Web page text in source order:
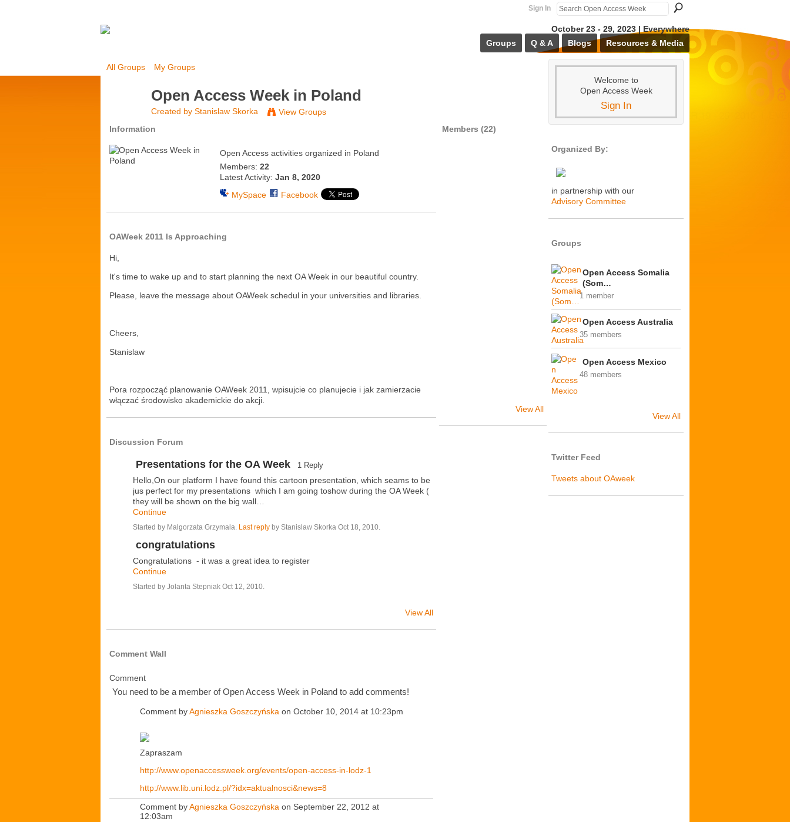
Sign In
October 23 - 29, 2023 | Everywhere
Groups
Q & A Blogs Resources & Media
All Groups My Groups
Open Access Week in Poland
Created by Stanislaw Skorka
View Groups
Information
Open Access activities organized in Poland
Members: 22
Latest Activity: Jan 8, 2020
MySpace
Facebook
OAWeek 2011 Is Approaching
Hi,
It's time to wake up and to start planning the next OA Week in our beautiful country.
Please, leave the message about OAWeek schedul in your universities and libraries.
Cheers,
Stanislaw
Pora rozpocząć planowanie OAWeek 2011, wpisujcie co planujecie i jak zamierzacie
włączać środowisko akademickie do akcji.
Discussion Forum
Presentations for the OA Week 1 Reply
Hello,On our platform I have found this cartoon presentation, which seams to be
jus perfect for my presentations which I am going toshow during the OA Week (
they will be shown on the big wall…
Continue
Started by Malgorzata Grzymala. Last reply by Stanislaw Skorka Oct 18, 2010.
congratulations
Congratulations - it was a great idea to register
Continue
Started by Jolanta Stepniak Oct 12, 2010.
View All
Comment Wall
Comment
You need to be a member of Open Access Week in Poland to add comments!
Comment byAgnieszka Goszczyńska on October 10, 2014 at 10:23pm
Zapraszam
http://www.openaccessweek.org/events/open-access-in-lodz-1
http://www.lib.uni.lodz.pl/?idx=aktualnosci&news=8
Comment byAgnieszka Goszczyńska on September 22, 2012 at
12:03am
Members (22)
View All
Welcome to
Open Access Week
Sign In
Organized By:
in partnership with our
Advisory Committee
Groups
Open Access Somalia
(Som…
1 member
Open Access Australia
35 members
Open Access Mexico
48 members
View All
Twitter Feed
Tweets about OAweek